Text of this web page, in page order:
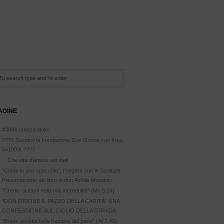
#3094 (senza titolo)
???? Sostieni la Fondazione Don Orione con il tuo
5×1000! ????
…Che vita d’amore sei mai!
“Come in uno specchio”. Pregare con le Scritture.
Presentazione del libro di don Achille Morabito.
“Credo, aiutami nella mia incredulità” (Mc 9,24)
“DON ORIONE IL PAZZO DELLA CARITÀ” UNA
CONFESSIONE SUL CIGLIO DELLA STRADA
“Erano assidui nella frazione del pane” (At 2,42)